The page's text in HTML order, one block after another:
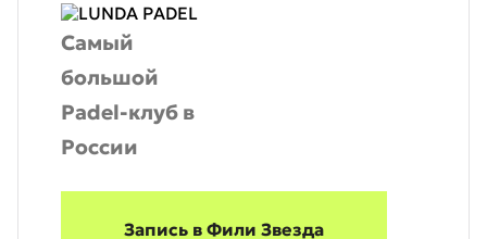
Самый
большой
Padel-клуб в
России
Запись в Фили Звезда